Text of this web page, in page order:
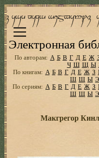
Электронная
По авторам: А Б В Г Д Е Ж
Ч Ш Щ Ы
По книгам: А Б В Г Д Е Ж З
Ш Щ Ы Э
По сериям: А Б В Г Д Е Ж З
Ш Щ Ы Э
Макгрегор